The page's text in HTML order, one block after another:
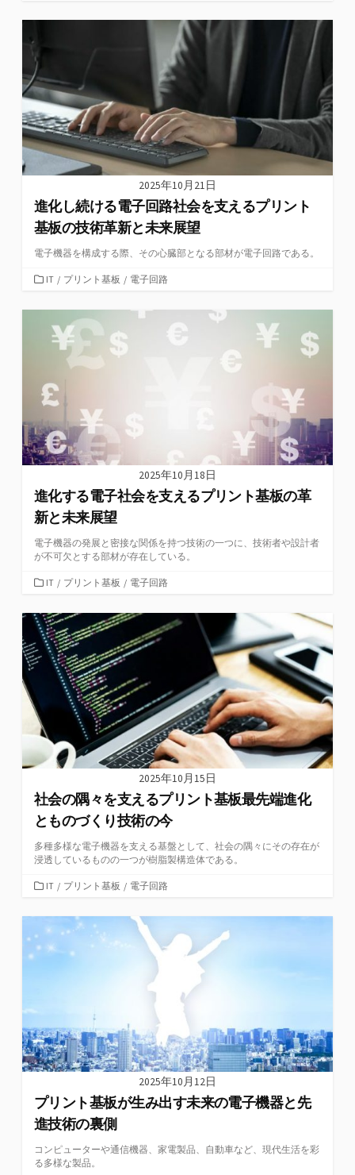
ゴ
2025年10月21日
進化し続ける電子回路社会を支えるプリント
基板の技術革新と未来展望
電子機器を構成する際、その心臓部となる部材が電子回路である。
カ
ゴ
IT / プリント基板 / 電子回路
2025年10月18日
進化する電子社会を支えるプリント基板の革
新と未来展望
電子機器の発展と密接な関係を持つ技術の一つに、技術者や設計者
が不可欠とする部材が存在している。
カ
ゴ
リ
ー
IT / プリント基板 / 電子回路
2025年10月15日
社会の隅々を支えるプリント基板最先端進化
とものづくり技術の今
多種多様な電子機器を支える基盤として、社会の隅々にその存在が
浸透しているものの一つが樹脂製構造体である。
カ
ゴ
リ
ー
IT / プリント基板 / 電子回路
2025年10月12日
プリント基板が生み出す未来の電子機器と先
進技術の裏側
コンピューターや通信機器、家電製品、自動車など、現代生活を彩
る多様な製品。